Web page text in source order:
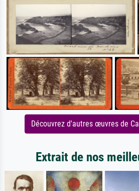
Découvrez d'autres œuvres de
Extrait de nos